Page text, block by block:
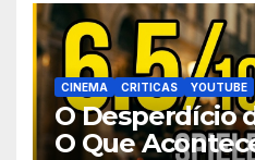
CINEMA CRITICAS YOUTUBE
O Desperdício
O Que